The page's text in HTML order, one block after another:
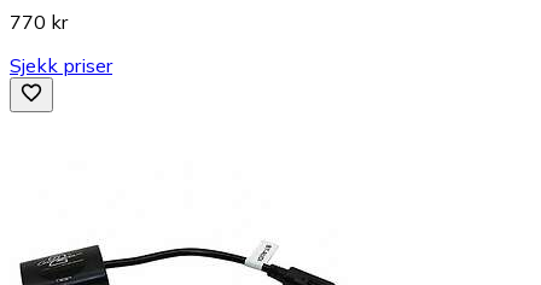
770 kr
Sjekk priser